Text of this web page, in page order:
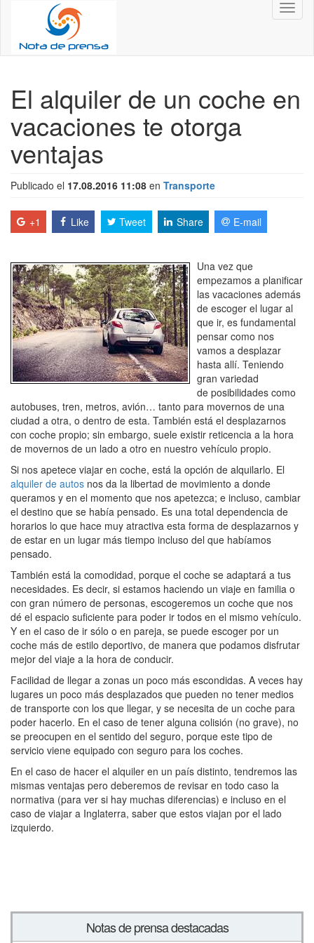
El alquiler de un coche en
vacaciones te otorga
ventajas
Publicado el 17.08.2016 11:08 en Transporte
+1 Like Tweet Share E-mail
Una vez que
empezamos a planificar
las vacaciones además
de escoger el lugar al
que ir, es fundamental
pensar como nos
vamos a desplazar
hasta allí. Teniendo
gran variedad
de posibilidades como
autobuses, tren, metros, avión… tanto para movernos de una
ciudad a otra, o dentro de esta. También está el desplazarnos
con coche propio; sin embargo, suele existir reticencia a la hora
de movernos de un lado a otro en nuestro vehículo propio.
Si nos apetece viajar en coche, está la opción de alquilarlo. El
alquiler de autos nos da la libertad de movimiento a donde
queramos y en el momento que nos apetezca; e incluso, cambiar
el destino que se había pensado. Es una total dependencia de
horarios lo que hace muy atractiva esta forma de desplazarnos y
de estar en un lugar más tiempo incluso del que habíamos
pensado.
También está la comodidad, porque el coche se adaptará a tus
necesidades. Es decir, si estamos haciendo un viaje en familia o
con gran número de personas, escogeremos un coche que nos
dé el espacio suficiente para poder ir todos en el mismo vehículo.
Y en el caso de ir sólo o en pareja, se puede escoger por un
coche más de estilo deportivo, de manera que podamos disfrutar
mejor del viaje a la hora de conducir.
Facilidad de llegar a zonas un poco más escondidas. A veces hay
lugares un poco más desplazados que pueden no tener medios
de transporte con los que llegar, y se necesita de un coche para
poder hacerlo. En el caso de tener alguna colisión (no grave), no
se preocupen en el sentido del seguro, porque este tipo de
servicio viene equipado con seguro para los coches.
En el caso de hacer el alquiler en un país distinto, tendremos las
mismas ventajas pero deberemos de revisar en todo caso la
normativa (para ver si hay muchas diferencias) e incluso en el
caso de viajar a Inglaterra, saber que estos viajan por el lado
izquierdo.
Notas de prensa destacadas